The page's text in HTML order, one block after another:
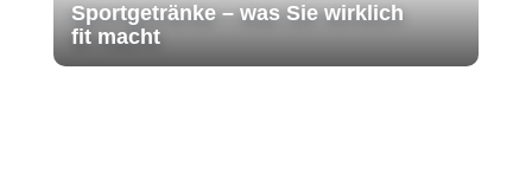
Sportgetränke – was Sie wirklich
fit macht